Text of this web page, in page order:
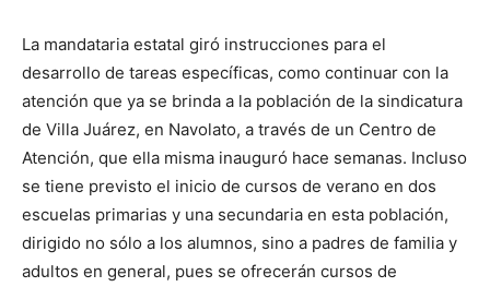
La mandataria estatal giró instrucciones para el
desarrollo de tareas específicas, como continuar con la
atención que ya se brinda a la población de la sindicatura
de Villa Juárez, en Navolato, a través de un Centro de
Atención, que ella misma inauguró hace semanas. Incluso
se tiene previsto el inicio de cursos de verano en dos
escuelas primarias y una secundaria en esta población,
dirigido no sólo a los alumnos, sino a padres de familia y
adultos en general, pues se ofrecerán cursos de